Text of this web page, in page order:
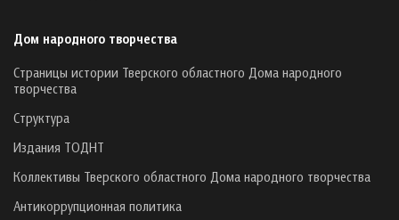
Дом народного творчества
Страницы истории Тверского областного Дома народного
творчества
Структура
Издания ТОДНТ
Коллективы Тверского областного Дома народного творчества
Антикоррупционная политика